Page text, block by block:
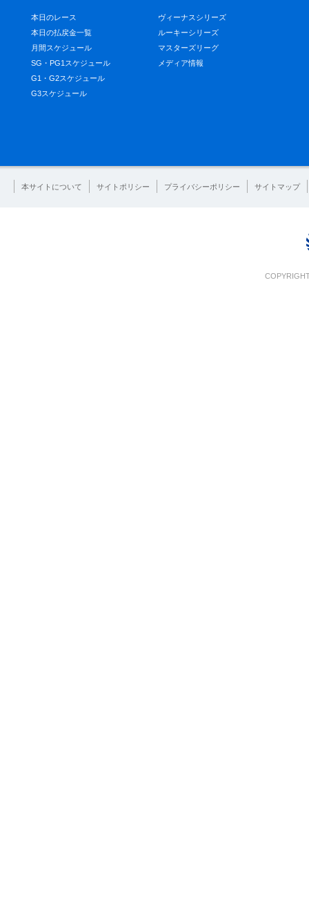
本日のレース
本日の払戻金一覧
月間スケジュール
SG・PG1スケジュール
G1・G2スケジュール
G3スケジュール
ヴィーナスシリーズ
ルーキーシリーズ
マスターズリーグ
メディア情報
本サイトについて サイトポリシー プライバシーポリシー サイトマップ